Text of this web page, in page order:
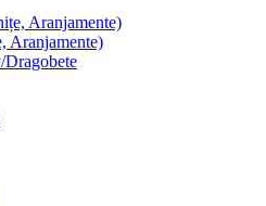
Aranjamente)
Aranjamente)
Dragobete